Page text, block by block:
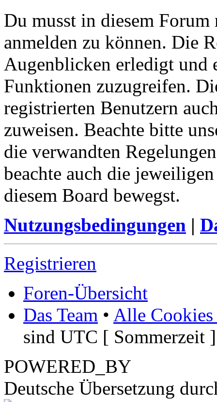
Du musst in diesem
anmelden zu können. Die
Augenblicken erledigt und
Funktionen zuzugreifen.
registrierten Benutzern
zuweisen. Beachte bitte
die verwandten
beachte auch die
diesem Board bewegst.
Nutzungsbedingungen |
Registrieren
Foren-Übersicht
Das Team • Alle Cookies
sind UTC [ Sommerzeit ]
POWERED_BY
Deutsche Übersetzung